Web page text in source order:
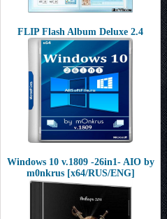
FLIP Flash Album Deluxe 2.4
Windows 10 v.1809 -26in1- AIO by
m0nkrus [x64/RUS/ENG]